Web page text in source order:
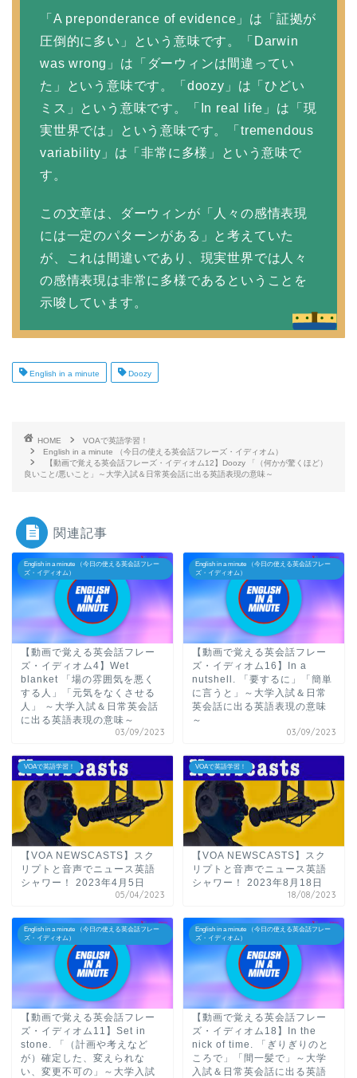
「A preponderance of evidence」は「証拠が
圧倒的に多い」という意味です。「Darwin
was wrong」は「ダーウィンは間違ってい
た」という意味です。「doozy」は「ひどい
ミス」という意味です。「In real life」は「現
実世界では」という意味です。「tremendous
variability」は「非常に多様」という意味で
す。
この文章は、ダーウィンが「人々の感情表現
には一定のパターンがある」と考えていた
が、これは間違いであり、現実世界では人々
の感情表現は非常に多様であるということを
示唆しています。
English in a minute Doozy
HOME
VOAで英語学習！
English in a minute （今日の使える英会話フレーズ・イディオム）
【動画で覚える英会話フレーズ・イディオム12】Doozy 「（何かが驚くほど）
良いこと/悪いこと」～大学入試＆日常英会話に出る英語表現の意味～
関連記事
English in a minute （今日の使える英会話フレー
ズ・イディオム）
【動画で覚える英会話フレー
ズ・イディオム4】Wet
blanket 「場の雰囲気を悪く
する人」「元気をなくさせる
人」 ～大学入試＆日常英会話
に出る英語表現の意味～
03/09/2023
English in a minute （今日の使える英会話フレー
ズ・イディオム）
【動画で覚える英会話フレー
ズ・イディオム16】In a
nutshell. 「要するに」「簡単
に言うと」～大学入試＆日常
英会話に出る英語表現の意味
～
03/09/2023
VOAで英語学習！
【VOA NEWSCASTS】スク
リプトと音声でニュース英語
シャワー！ 2023年4月5日
05/04/2023
VOAで英語学習！
【VOA NEWSCASTS】スク
リプトと音声でニュース英語
シャワー！ 2023年8月18日
18/08/2023
English in a minute （今日の使える英会話フレー
ズ・イディオム）
【動画で覚える英会話フレー
ズ・イディオム11】Set in
stone. 「（計画や考えなど
が）確定した、変えられな
い、変更不可の」～大学入試
English in a minute （今日の使える英会話フレー
ズ・イディオム）
【動画で覚える英会話フレー
ズ・イディオム18】In the
nick of time. 「ぎりぎりのと
ころで」「間一髪で」～大学
入試＆日常英会話に出る英語